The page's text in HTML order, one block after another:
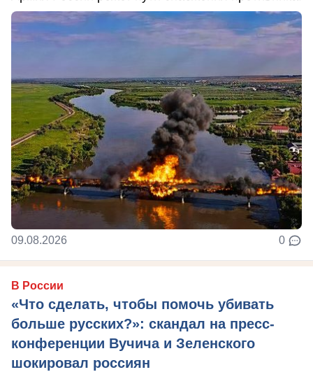
09.08.2026 0
В России
«Что сделать, чтобы помочь убивать
больше русских?»: скандал на пресс-
конференции Вучича и Зеленского
шокировал россиян